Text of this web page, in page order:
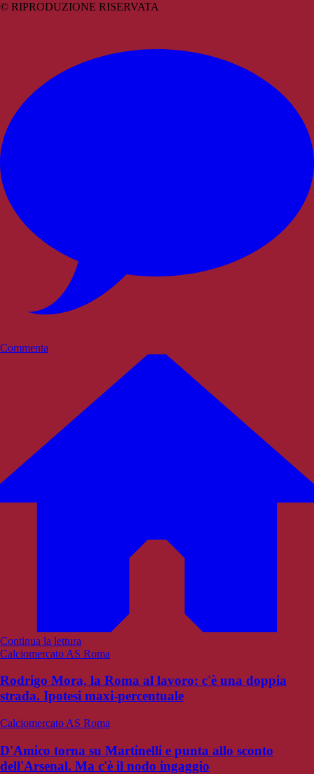
© RIPRODUZIONE RISERVATA
Commenta
Continua la lettura
Calciomercato AS Roma
Rodrigo Mora, la Roma al lavoro: c'è una doppia
strada. Ipotesi maxi-percentuale
Calciomercato AS Roma
D'Amico torna su Martinelli e punta allo sconto
dell'Arsenal. Ma c'è il nodo ingaggio